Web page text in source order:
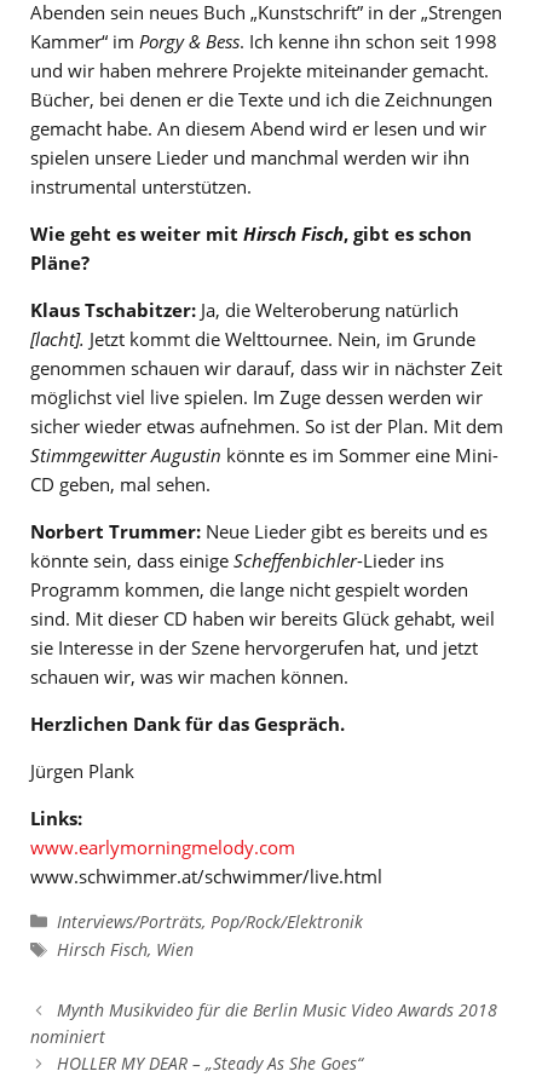
Abenden sein neues Buch „Kunstschrift” in der „Strengen
Kammer“ im Porgy & Bess. Ich kenne ihn schon seit 1998
und wir haben mehrere Projekte miteinander gemacht.
Bücher, bei denen er die Texte und ich die Zeichnungen
gemacht habe. An diesem Abend wird er lesen und wir
spielen unsere Lieder und manchmal werden wir ihn
instrumental unterstützen.
Wie geht es weiter mit Hirsch Fisch, gibt es schon
Pläne?
Klaus Tschabitzer: Ja, die Welteroberung natürlich
[lacht]. Jetzt kommt die Welttournee. Nein, im Grunde
genommen schauen wir darauf, dass wir in nächster Zeit
möglichst viel live spielen. Im Zuge dessen werden wir
sicher wieder etwas aufnehmen. So ist der Plan. Mit dem
Stimmgewitter Augustin könnte es im Sommer eine Mini-
CD geben, mal sehen.
Norbert Trummer: Neue Lieder gibt es bereits und es
könnte sein, dass einige Scheffenbichler-Lieder ins
Programm kommen, die lange nicht gespielt worden
sind. Mit dieser CD haben wir bereits Glück gehabt, weil
sie Interesse in der Szene hervorgerufen hat, und jetzt
schauen wir, was wir machen können.
Herzlichen Dank für das Gespräch.
Jürgen Plank
Links:
www.earlymorningmelody.com
www.schwimmer.at/schwimmer/live.html
Kategorien
Interviews/Porträts, Pop/Rock/Elektronik
Schlagwörter
Hirsch Fisch, Wien
Mynth Musikvideo für die Berlin Music Video Awards 2018
nominiert
HOLLER MY DEAR – „Steady As She Goes“